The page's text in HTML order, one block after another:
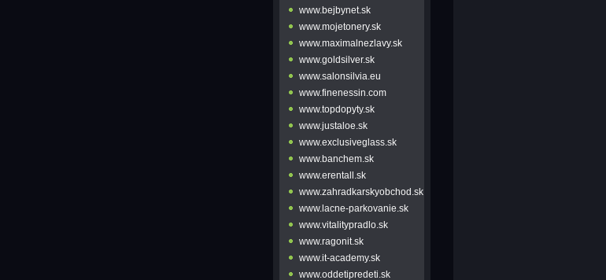
www.bejbynet.sk
www.mojetonery.sk
www.maximalnezlavy.sk
www.goldsilver.sk
www.salonsilvia.eu
www.finenessin.com
www.topdopyty.sk
www.justaloe.sk
www.exclusiveglass.sk
www.banchem.sk
www.erentall.sk
www.zahradkarskyobchod.sk
www.lacne-parkovanie.sk
www.vitalitypradlo.sk
www.ragonit.sk
www.it-academy.sk
www.oddetipredeti.sk